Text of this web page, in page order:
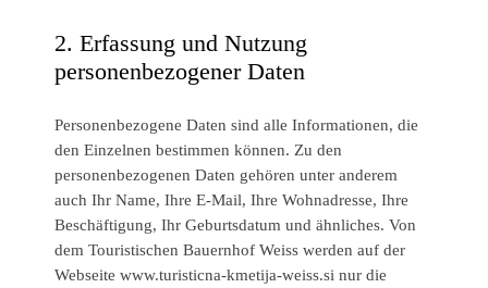
2.Erfassung und Nutzung
personenbezogener Daten
Personenbezogene Daten sind alle Informationen, die
den Einzelnen bestimmen können. Zu den
personenbezogenen Daten gehören unter anderem
auch Ihr Name, Ihre E-Mail, Ihre Wohnadresse, Ihre
Beschäftigung, Ihr Geburtsdatum und ähnliches. Von
dem Touristischen Bauernhof Weiss werden auf der
Webseite www.turisticna-kmetija-weiss.si nur die